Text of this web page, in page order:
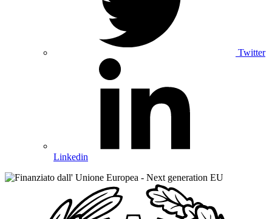
Twitter
Linkedin